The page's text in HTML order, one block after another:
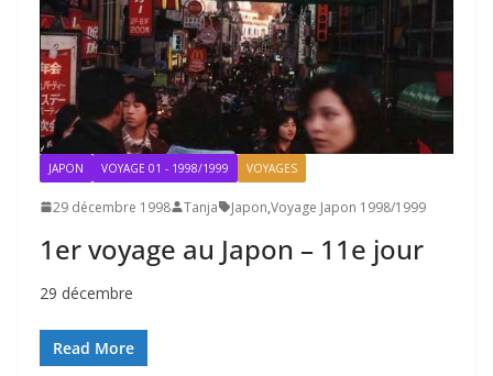
JAPON VOYAGE 01 - 1998/1999 VOYAGES
29 décembre 1998 Tanja Japon,Voyage Japon 1998/1999
1er voyage au Japon – 11e jour
29 décembre
Read More